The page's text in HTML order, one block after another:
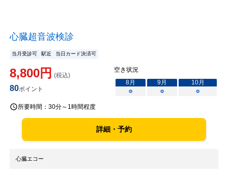
心臓超音波検診
当月受診可 駅近 当日カード決済可
8,800円 (税込)
80ポイント
空き状況
8月 9月 10月
○
○ ○
所要時間： 30分～1時間程度
詳細・予約
心臓エコー